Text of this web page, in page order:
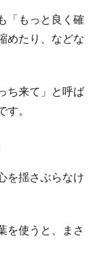
「もっと良く確
めたり、などな
ち来て」と呼ば
。
を揺さぶらなけ
を使うと、まさ